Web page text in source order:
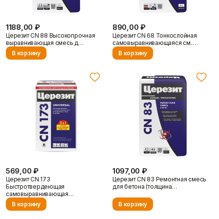
Доставка и оплата
1188,00 ₽
Церезит CN 88 Высокопрочная
выравнивающая смесь д…
В корзину
890,00 ₽
Церезит CN 68 Тонкослойная
самовыравнивающаяся см…
В корзину
569,00 ₽
Церезит CN 173
Быстротвердеющая
самовыравнивающая…
В корзину
1097,00 ₽
Церезит CN 83 Ремонтная смесь
для бетона (толщина…
В корзину